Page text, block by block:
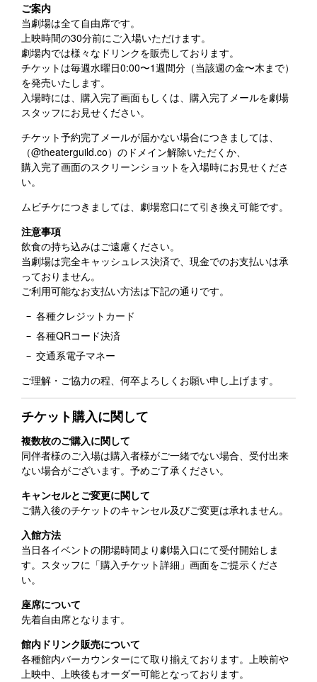
ご案内
当劇場は全て自由席です。
上映時間の30分前にご入場いただけます。
劇場内では様々なドリンクを販売しております。
チケットは毎週水曜日0:00〜1週間分（当該週の金〜木まで）
を発売いたします。
入場時には、購入完了画面もしくは、購入完了メールを劇場
スタッフにお見せください。
チケット予約完了メールが届かない場合につきましては、
（@theaterguild.co）のドメイン解除いただくか、
購入完了画面のスクリーンショットを入場時にお見せくださ
い。
ムビチケにつきましては、劇場窓口にて引き換え可能です。
注意事項
飲食の持ち込みはご遠慮ください。
当劇場は完全キャッシュレス決済で、現金でのお支払いは承
っておりません。
ご利用可能なお支払い方法は下記の通りです。
各種クレジットカード
各種QRコード決済
交通系電子マネー
ご理解・ご協力の程、何卒よろしくお願い申し上げます。
チケット購入に関して
複数枚のご購入に関して
同伴者様のご入場は購入者様がご一緒でない場合、受付出来
ない場合がございます。予めご了承ください。
キャンセルとご変更に関して
ご購入後のチケットのキャンセル及びご変更は承れません。
入館方法
当日各イベントの開場時間より劇場入口にて受付開始しま
す。スタッフに「購入チケット詳細」画面をご提示くださ
い。
座席について
先着自由席となります。
館内ドリンク販売について
各種館内バーカウンターにて取り揃えております。上映前や
上映中、上映後もオーダー可能となっております。